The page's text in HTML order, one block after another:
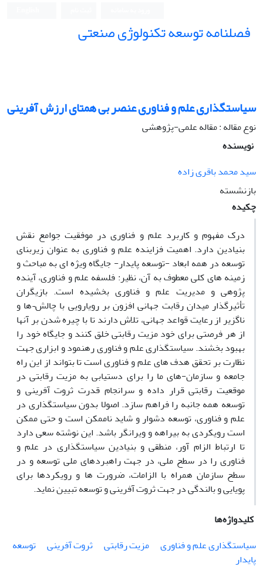
فصلنامه توسعه تکنولوژی صنعتی
سیاستگذاری علم و فناوری عنصر بی همتای ارزش آفرینی
نوع مقاله : مقاله علمی-پژوهشی
نویسنده
سید محمد باقری زاده
بازنشسته
چکیده
درک مفهوم و کاربرد علم و فناوری در موفقیت جوامع نقش
بنیادین دارد. اهمیت فزاینده علم و فناوری به عنوان زیربنای
توسعه در همه ابعاد -توسعه پایدار- جایگاه ویژه ای به مباحث و
زمینه های کلی معطوف به آن، نظیر: فلسفه علم و فناوری، آینده
پژوهی و مدیریت علم و فناوری بخشیده است. بازیگران
تأثیرگذار میدان رقابت جهانی افزون بر رویارویی با چالش¬ها و
ناگزیر از رعایت قواعد جهانی، تلاش دارند تا با چیره شدن بر آنها
از هر فرصتی برای خود مزیت رقابتی خلق کنند و جایگاه خود را
بهبود بخشند. سیاستگذاری علم و فناوری رهنمود و ابزاری جهت
نظارت بر تحقق هدف های علم و فناوری است تا بتواند از این راه
جامعه و سازمان-های ما را برای دستیابی به مزیت رقابتی در
موقعیت رقابتی قرار داده و سرانجام قدرت ثروت آفرینی و
توسعه همه جانبه را فراهم سازد. اصولا بدون سیاستگذاری در
علم و فناوری، توسعه دشوار و شاید ناممکن است و حتی ممکن
است رویکردی به بیراهه و ویرانگر باشد. این نوشته سعی دارد
تا ارتباط الزام آور، منطقی و بنیادین سیاستگذاری در علم و
فناوری را در سطح ملی، در جهت راهبردهای ملی توسعه و در
سطح سازمان همراه با الزامات، ضرورت ها و رویکردها برای
پویایی و بالندگی در جهت ثروت آفرینی و توسعه تبیین نماید.
کلیدواژه‌ها
سیاستگذاری علم و فناوری
مزیت رقابتی ثروت آفرینی
توسعه
پایدار